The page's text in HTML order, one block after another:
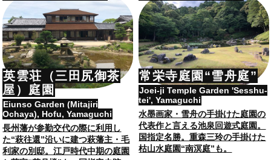
英雲荘（三田尻御茶
屋）庭園
Eiunso Garden (Mitajiri
Ochaya), Hofu, Yamaguchi
長州藩が参勤交代の際に利用し
た“萩往還”沿いに建つ萩藩主・毛
利家の別邸。江戸時代中期の庭園
常栄寺庭園“雪舟庭”
Joei-ji Temple Garden 'Sesshu-
tei', Yamaguchi
水墨画家・雪舟の手掛けた庭園の
代表作と言える池泉回遊式庭園。
国指定名勝。重森三玲の手掛けた
枯山水庭園“南溟庭”も。